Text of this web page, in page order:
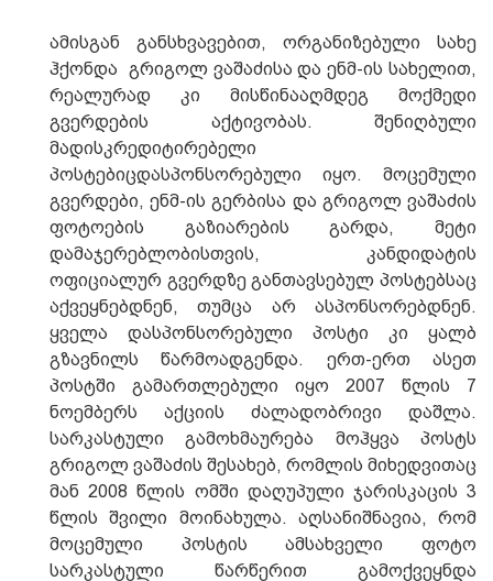
ამისგან განსხვავებით, ორგანიზებული სახე
ჰქონდა
გრიგოლ ვაშაძისა და ენმ-ის სახელით,
რეალურად კი მისწინააღმდეგ მოქმედი
გვერდების აქტივობას. შენიღბული
მადისკრედიტირებელი
პოსტებიცდასპონსორებული იყო. მოცემული
გვერდები, ენმ-ის გერბისა და გრიგოლ ვაშაძის
ფოტოების გაზიარების გარდა, მეტი
დამაჯერებლობისთვის,
კანდიდატის
ოფიციალურ გვერდზე განთავსებულ პოსტებსაც
აქვეყნებდნენ, თუმცა არ ასპონსორებდნენ.
ყველა დასპონსორებული პოსტი კი ყალბ
გზავნილს წარმოადგენდა. ერთ-ერთ ასეთ
პოსტში გამართლებული იყო 2007 წლის 7
ნოემბერს აქციის ძალადობრივი დაშლა.
სარკასტული გამოხმაურება მოჰყვა პოსტს
გრიგოლ ვაშაძის შესახებ, რომლის მიხედვითაც
მან 2008 წლის ომში დაღუპული ჯარისკაცის 3
წლის შვილი მოინახულა. აღსანიშნავია, რომ
მოცემული პოსტის ამსახველი ფოტო
სარკასტული წარწერით გამოქვეყნდა